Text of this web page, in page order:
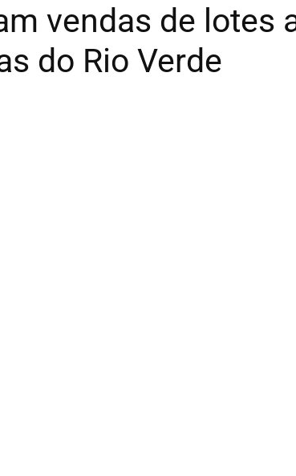
vendas de lotes
do Rio Verde